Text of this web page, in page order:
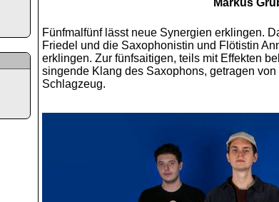
Markus
Fünfmalfünf lässt neue Synergien erklingen.
Friedel und die Saxophonistin und Flötistin
erklingen. Zur fünfsaitigen, teils mit Effekten
singende Klang des Saxophons, getragen
Schlagzeug.